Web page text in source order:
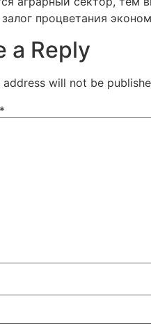
процветания
a Reply
address will not be
*